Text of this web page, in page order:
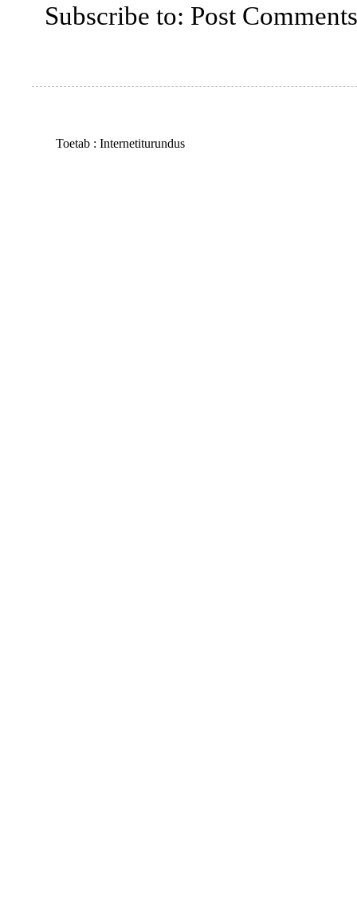
Subscribe to: Post
Toetab : Internetiturundus